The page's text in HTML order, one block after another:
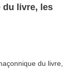
du livre, les